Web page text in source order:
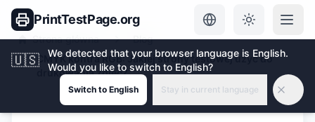
PrintTestPage.org
🇺🇸
We detected that your browser language is English.
Would you like to switch to English?
Switch to English Stay in current language
Strona główna
Blog
CMYK kontra RGB: Jakiej strony testowej użyć do
drukowania zdjęć?